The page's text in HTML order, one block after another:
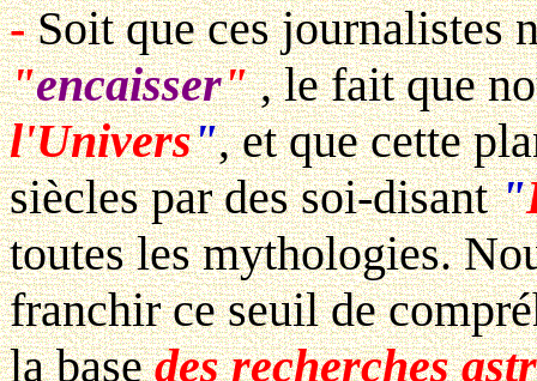
-Soit que ces journalistes
"encaisser", le fait que
l'Univers", et que cette
siècles par des soi-disant"
toutes les mythologies.
franchir ce seuil de
la basedes recherches